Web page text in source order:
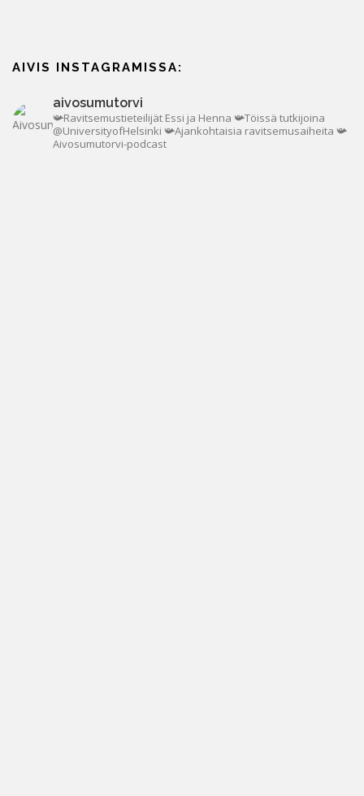
AIVIS INSTAGRAMISSA:
aivosumutorvi
📯Ravitsemustieteilijät Essi ja Henna 📯Töissä tutkijoina
@UniversityofHelsinki 📯Ajankohtaisia ravitsemusaiheita 📯
Aivosumutorvi-podcast